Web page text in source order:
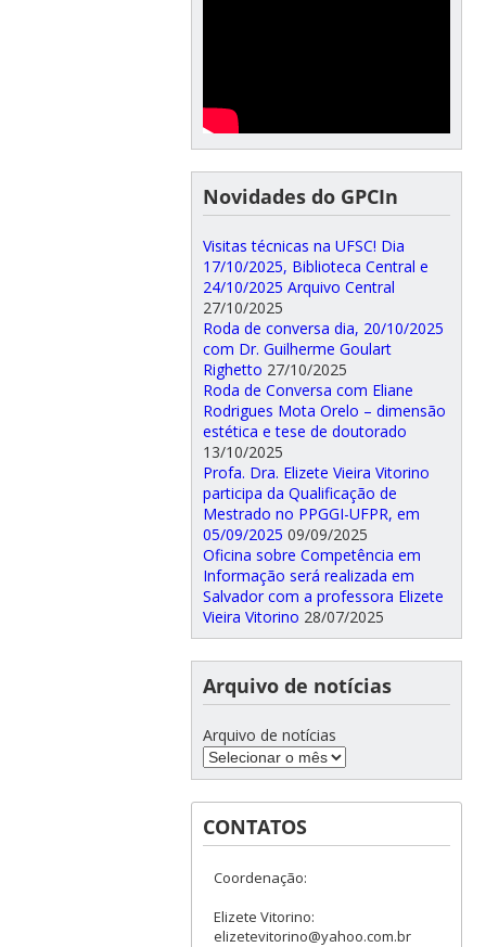
Novidades do GPCIn
Visitas técnicas na UFSC! Dia
17/10/2025, Biblioteca Central e
24/10/2025 Arquivo Central
27/10/2025
Roda de conversa dia, 20/10/2025
com Dr. Guilherme Goulart
Righetto 27/10/2025
Roda de Conversa com Eliane
Rodrigues Mota Orelo – dimensão
estética e tese de doutorado
13/10/2025
Profa. Dra. Elizete Vieira Vitorino
participa da Qualificação de
Mestrado no PPGGI-UFPR, em
05/09/2025 09/09/2025
Oficina sobre Competência em
Informação será realizada em
Salvador com a professora Elizete
Vieira Vitorino 28/07/2025
Arquivo de notícias
Arquivo de notícias
CONTATOS
Coordenação:
Elizete Vitorino:
elizetevitorino@yahoo.com.br